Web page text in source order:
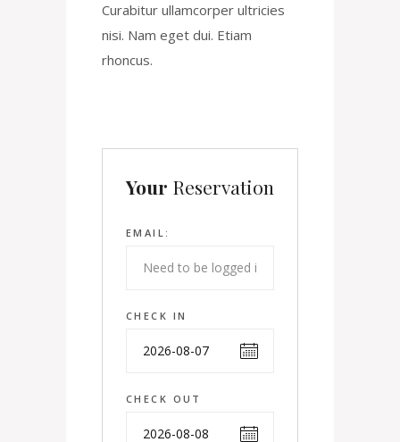
Curabitur ullamcorper ultricies
nisi. Nam eget dui. Etiam
rhoncus.
Your Reservation
EMAIL:
CHECK IN
CHECK OUT